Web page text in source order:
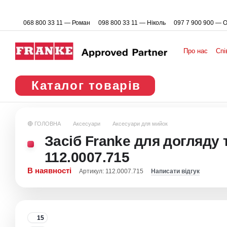
068 800 33 11 — Роман 098 800 33 11 — Ніколь 097 7 900 900 —
Про нас
Каталог товарів
🔴 ГОЛОВНА Аксесуари Аксесуари для мийок
Засіб Franke для догляду
112.0007.715
В наявності Артикул: 112.0007.715 Написати відгук
15